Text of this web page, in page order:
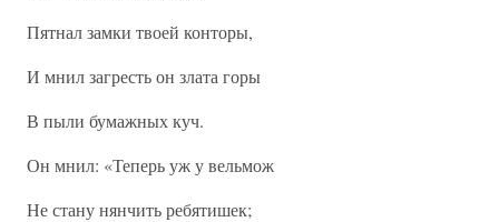
Пятнал замки твоей конторы,
И мнил загресть он злата горы
В пыли бумажных куч.
Он мнил: «Теперь уж у вельмож
Не стану нянчить ребятишек;